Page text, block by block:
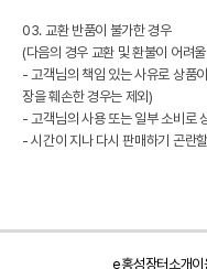
03. 교환 반품이 불가한 경우
(다음의 경우 교환 및 환불이 어려
- 고객님의 책임 있는 사유로 상품
장을 훼손한 경우는 제외)
- 고객님의 사용 또는 일부 소비로
- 시간이 지나 다시 판매하기 곤란
e홍성장터소개이